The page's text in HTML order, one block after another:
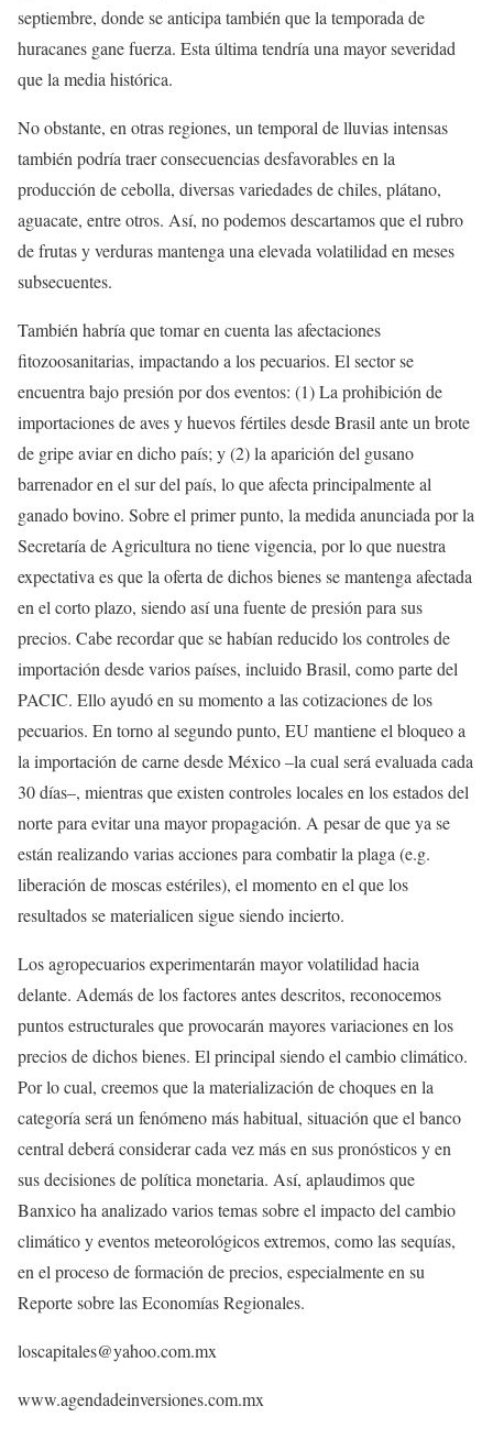
septiembre, donde se anticipa también que la temporada de
huracanes gane fuerza. Esta última tendría una mayor severidad
que la media histórica.
No obstante, en otras regiones, un temporal de lluvias intensas
también podría traer consecuencias desfavorables en la
producción de cebolla, diversas variedades de chiles, plátano,
aguacate, entre otros. Así, no podemos descartamos que el rubro
de frutas y verduras mantenga una elevada volatilidad en meses
subsecuentes.
También habría que tomar en cuenta las afectaciones
fitozoosanitarias, impactando a los pecuarios. El sector se
encuentra bajo presión por dos eventos: (1) La prohibición de
importaciones de aves y huevos fértiles desde Brasil ante un brote
de gripe aviar en dicho país; y (2) la aparición del gusano
barrenador en el sur del país, lo que afecta principalmente al
ganado bovino. Sobre el primer punto, la medida anunciada por la
Secretaría de Agricultura no tiene vigencia, por lo que nuestra
expectativa es que la oferta de dichos bienes se mantenga afectada
en el corto plazo, siendo así una fuente de presión para sus
precios. Cabe recordar que se habían reducido los controles de
importación desde varios países, incluido Brasil, como parte del
PACIC. Ello ayudó en su momento a las cotizaciones de los
pecuarios. En torno al segundo punto, EU mantiene el bloqueo a
la importación de carne desde México –la cual será evaluada cada
30 días–, mientras que existen controles locales en los estados del
norte para evitar una mayor propagación. A pesar de que ya se
están realizando varias acciones para combatir la plaga (e.g.
liberación de moscas estériles), el momento en el que los
resultados se materialicen sigue siendo incierto.
Los agropecuarios experimentarán mayor volatilidad hacia
delante. Además de los factores antes descritos, reconocemos
puntos estructurales que provocarán mayores variaciones en los
precios de dichos bienes. El principal siendo el cambio climático.
Por lo cual, creemos que la materialización de choques en la
categoría será un fenómeno más habitual, situación que el banco
central deberá considerar cada vez más en sus pronósticos y en
sus decisiones de política monetaria. Así, aplaudimos que
Banxico ha analizado varios temas sobre el impacto del cambio
climático y eventos meteorológicos extremos, como las sequías,
en el proceso de formación de precios, especialmente en su
Reporte sobre las Economías Regionales.
loscapitales@yahoo.com.mx
www.agendadeinversiones.com.mx